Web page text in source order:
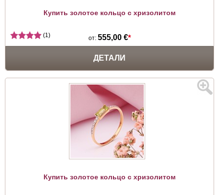
Купить золотое кольцо с хризолитом
от: 555,00 €*
(1)
ДЕТАЛИ
Купить золотое кольцо с хризолитом